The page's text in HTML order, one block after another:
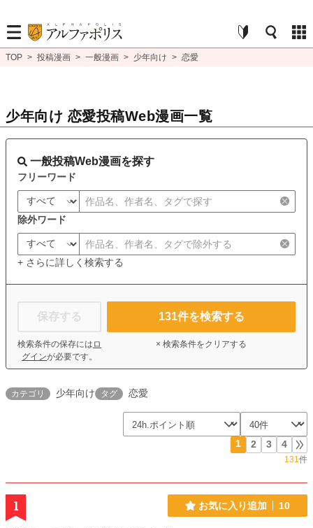
TOP > 投稿漫画 > 一般漫画 > 少年向け > 恋愛
少年向け 恋愛投稿Web漫画一覧
一般投稿Web漫画を探す
フリーワード
除外ワード
+ さらに詳しく検索する
保存する
検索条件の保存には ロ
グインが必要です。
131件を検索する
× 検索条件をクリアする
カテゴリ 少年向け タグ 恋愛
1 2 3 4
131件
1 お気に入り追加 10